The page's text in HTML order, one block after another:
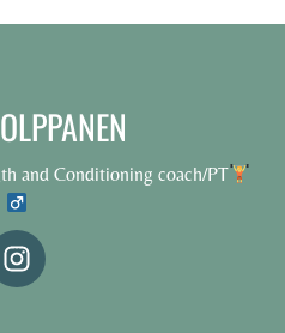
and Conditioning coach/PT